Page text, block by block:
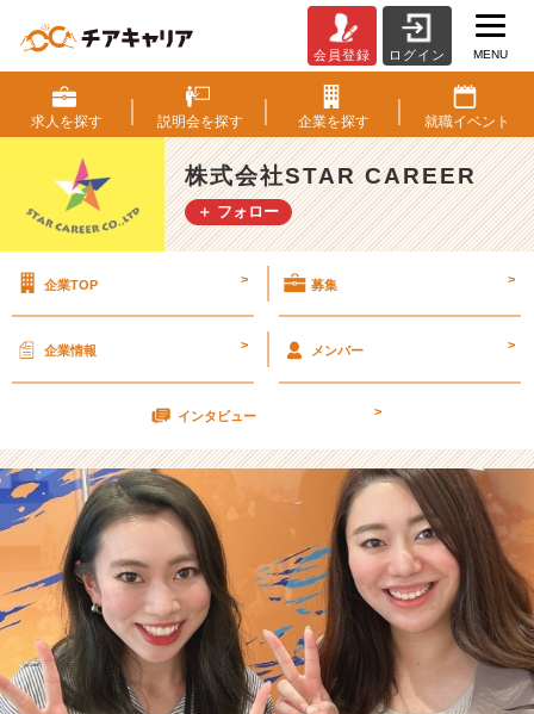
期
っ
て
い
い
で
【株
社
S
A
R
C
A
R
E
E
R
の
タ
会員登録 ログイン MENU
求人を探す 説明会を探す 企業を探す 就職イベント
株式会社STAR CAREER
＋ フォロー
企業TOP > 募集 >
企業情報 > メンバー >
インタビュー >